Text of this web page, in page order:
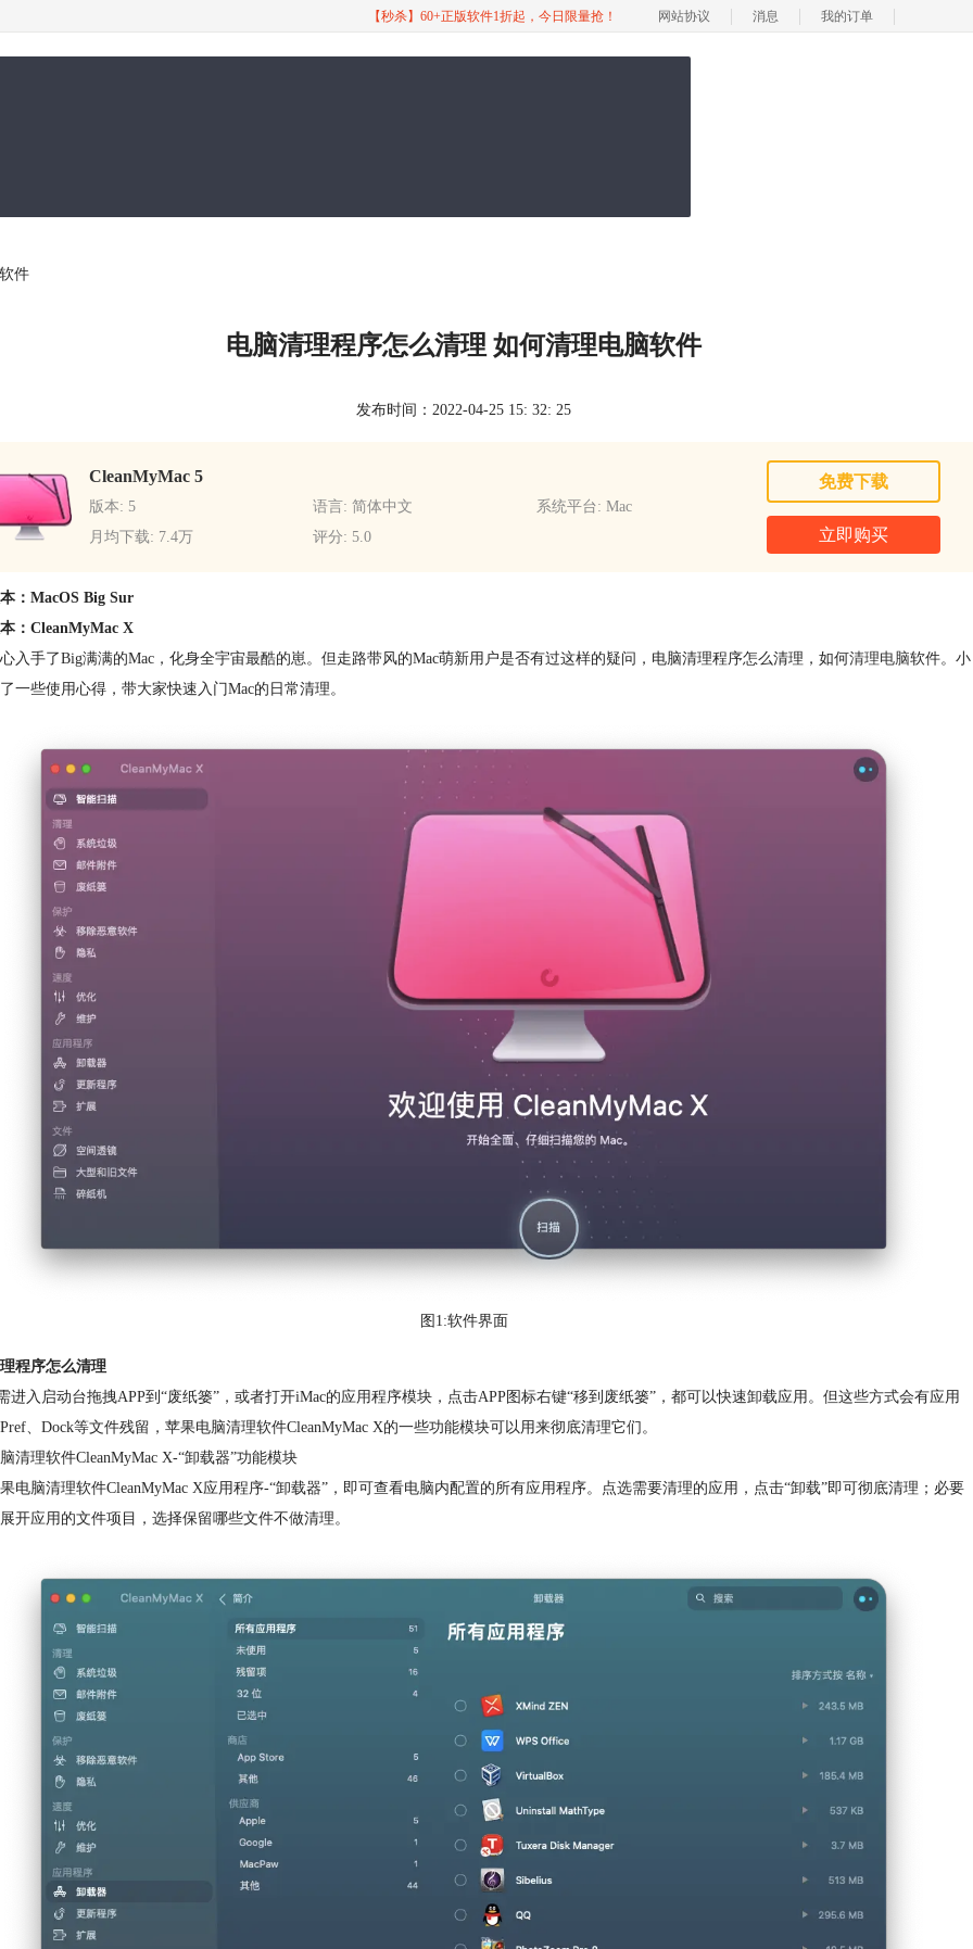
【秒杀】60+正版软件1折起，今日限量抢！ 网站协议 消息 我的订单
件
电脑清理程序怎么清理 如何清理电脑软件
发布时间：2022-04-25 15: 32: 25
CleanMyMac 5
版本: 5 语言: 简体中文
系统平台: Mac
月均下载: 7.4万
评分: 5.0
免费下载
立即购买
：MacOS Big Sur
：CleanMyMac X
入手了Big满满的Mac，化身全宇宙最酷的崽。但走路带风的Mac萌新用户是否有过这样的疑问，电脑清理程序怎么清理，如何清理电脑软件。小
一些使用心得，带大家快速入门Mac的日常清理。
图1:软件界面
程序怎么清理
进入启动台拖拽APP到“废纸篓”，或者打开iMac的应用程序模块，点击APP图标右键“移到废纸篓”，都可以快速卸载应用。但这些方式会有应用
、Dock等文件残留，苹果电脑清理软件CleanMyMac X的一些功能模块可以用来彻底清理它们。
清理软件CleanMyMac X-“卸载器”功能模块
电脑清理软件CleanMyMac X应用程序-“卸载器”，即可查看电脑内配置的所有应用程序。点选需要清理的应用，点击“卸载”即可彻底清理；必要
开应用的文件项目，选择保留哪些文件不做清理。